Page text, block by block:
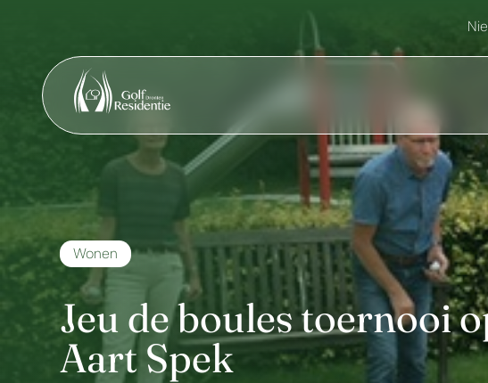
Wonen
Jeu de boules toernooi
Aart Spek